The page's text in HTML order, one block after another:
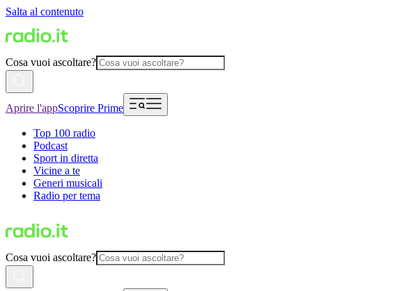
Salta al contenuto
Cosa vuoi ascoltare?
Aprire l'appScoprire Prime
Top 100 radio
Podcast
Sport in diretta
Vicine a te
Generi musicali
Radio per tema
Cosa vuoi ascoltare?